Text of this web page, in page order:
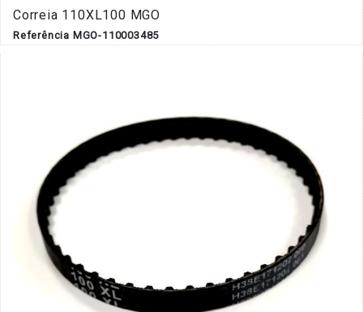
Correia 110XL100 MGO
Referência MGO-110003485